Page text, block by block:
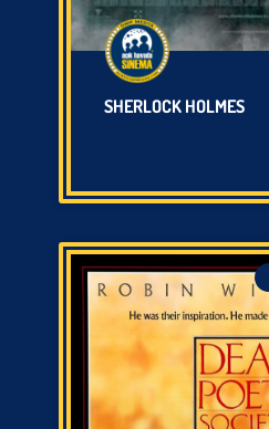
SHERLOCK HOLMES